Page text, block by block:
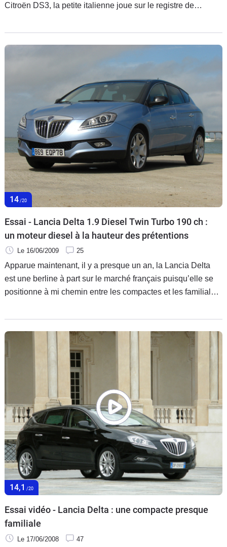
Citroën DS3, la petite italienne joue sur le registre de
prix/prestations des plus intéressants sur le segment des
citadines chics.
14 /20
Essai - Lancia Delta 1.9 Diesel Twin Turbo 190 ch :
un moteur diesel à la hauteur des prétentions
Le 16/06/2009 25
Apparue maintenant, il y a presque un an, la Lancia Delta
est une berline à part sur le marché français puisqu’elle se
positionne à mi chemin entre les compactes et les familiales.
une finition haut de gamme.
14,1 /20
Essai vidéo - Lancia Delta : une compacte presque
familiale
Le 17/06/2008 47